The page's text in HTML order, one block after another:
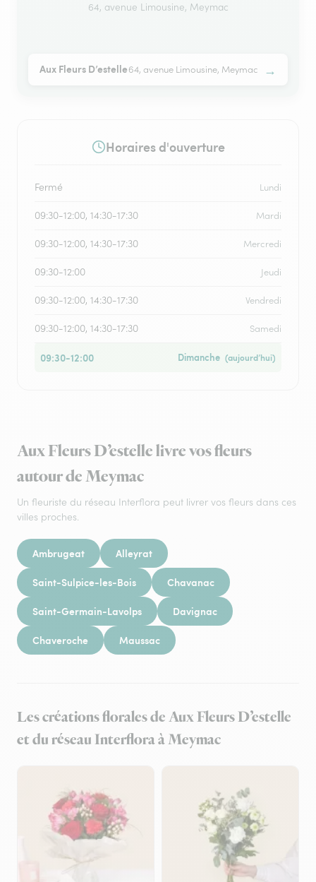
64, avenue Limousine, Meymac
Aux Fleurs D’estelle64, avenue Limousine, Meymac →
Horaires d'ouverture
Fermé Lundi
09:30-12:00, 14:30-17:30 Mardi
09:30-12:00, 14:30-17:30 Mercredi
09:30-12:00 Jeudi
09:30-12:00, 14:30-17:30 Vendredi
09:30-12:00, 14:30-17:30 Samedi
09:30-12:00 Dimanche (aujourd’hui)
Aux Fleurs D’estelle livre vos fleurs
autour de Meymac
Un fleuriste du réseau Interflora peut livrer vos fleurs dans ces
villes proches.
Ambrugeat Alleyrat
Saint-Sulpice-les-Bois Chavanac
Saint-Germain-Lavolps Davignac
Chaveroche Maussac
Les créations florales de Aux Fleurs D’estelle
et du réseau Interflora à Meymac